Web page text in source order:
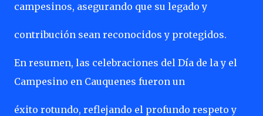
campesinos, asegurando que su legado y
contribución sean reconocidos y protegidos.
En resumen, las celebraciones del Día de la y el
Campesino en Cauquenes fueron un
éxito rotundo, reflejando el profundo respeto y